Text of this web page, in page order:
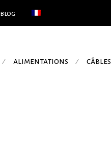
blog
⁄ alimentations ⁄ câbles